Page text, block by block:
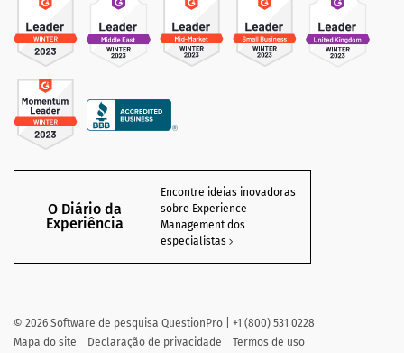
O Diário da
Experiência
Encontre ideias inovadoras
sobre Experience
Management dos
especialistas
© 2026 Software de pesquisa QuestionPro | +1 (800) 531 0228
Mapa do site
Declaração de privacidade Termos de uso